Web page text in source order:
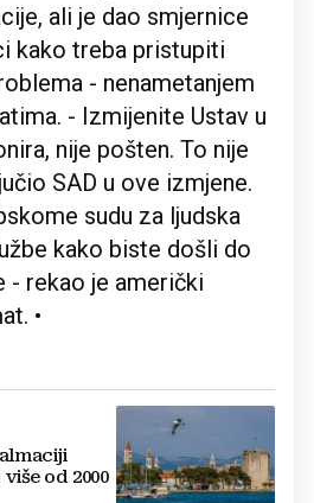
ali je dao smjernice
kako treba pristupiti
- nenametanjem
- Izmijenite Ustav u
nije pošten. To nije
SAD u ove izmjene.
sudu za ljudska
kako biste došli do
- rekao je američki
•
od 2000